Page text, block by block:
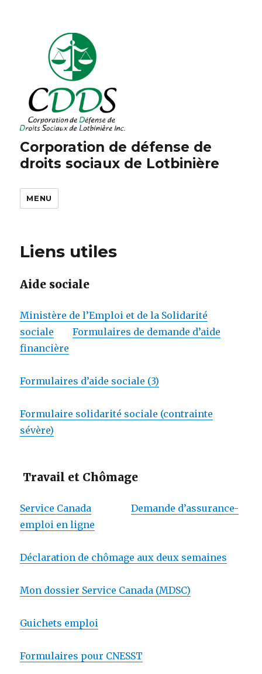
Corporation de défense de
droits sociaux de Lotbinière
MENU
Liens utiles
Aide sociale
Ministère de l’Emploi et de la Solidarité
sociale
Formulaires de demande d’aide
financière
Formulaires d’aide sociale (3)
Formulaire solidarité sociale (contrainte
sévère)
Travail et Chômage
Service Canada
Demande d’assurance-
emploi en ligne
Déclaration de chômage aux deux semaines
Mon dossier Service Canada (MDSC)
Guichets emploi
Formulaires pour CNESST